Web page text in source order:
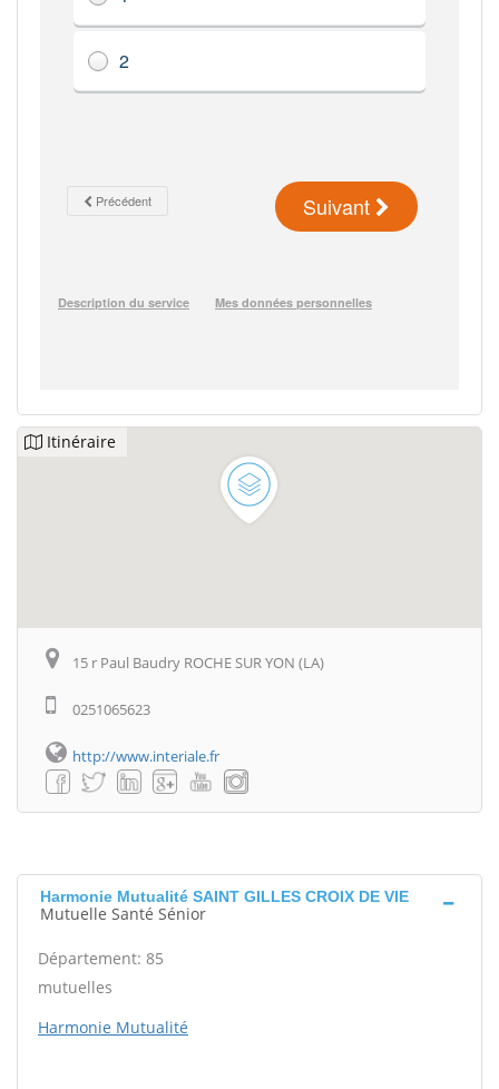
Itinéraire
15 r Paul Baudry ROCHE SUR YON (LA)
0251065623
http://www.interiale.fr
Harmonie Mutualité SAINT GILLES CROIX DE VIE
Mutuelle Santé Sénior
Département: 85
mutuelles
Harmonie Mutualité